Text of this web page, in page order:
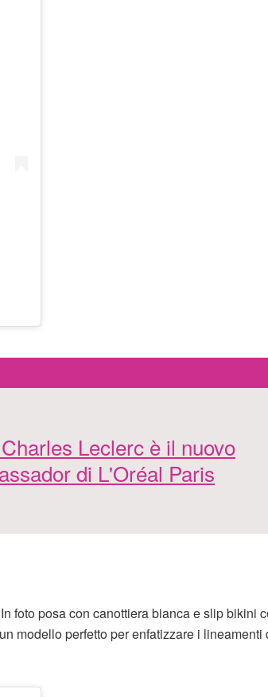
Leclerc è il nuovo
di L'Oréal Paris
foto posa con canottiera bianca e slip bikini
modello perfetto per enfatizzare i lineamenti